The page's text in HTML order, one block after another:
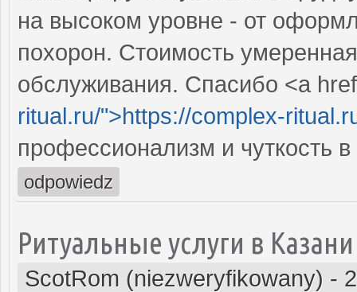
на высоком уровне - от
похорон. Стоимость
обслуживания. Спасибо <a
ritual.ru/">https://complex-
профессионализм и чуткость
odpowiedz
Ритуальные услуги в Казани
ScotRom (niezweryfikowany) -